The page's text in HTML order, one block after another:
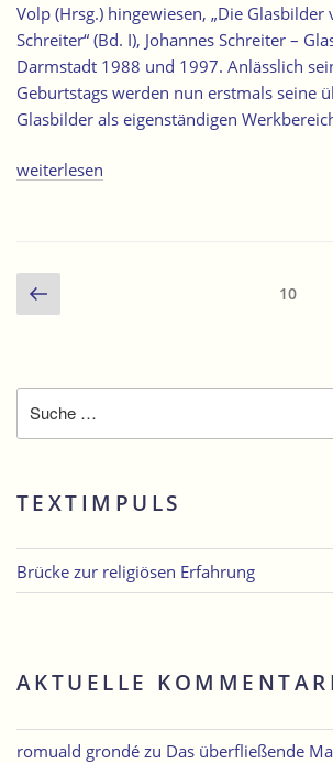
Volp (Hrsg.) hingewiesen, „Die Glasbilder
Schreiter“ (Bd. I), Johannes Schreiter –
Darmstadt 1988 und 1997. Anlässlich
Geburtstags werden nun erstmals seine
Glasbilder als eigenständigen
„Johannes
Glasbilder“
weiterlesen
Seitennummerierung
der
Vorherige
Seite
10
nach:
TEXTIMPULS
Brücke zur religiösen Erfahrung
AKTUELLE
romuald grondé zu Das überfließende